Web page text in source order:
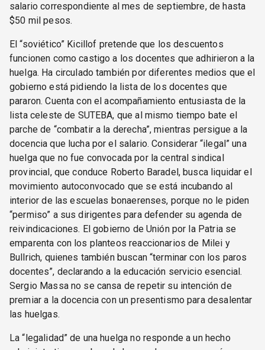
salario correspondiente al mes de septiembre, de hasta
$50 mil pesos.
El “soviético” Kicillof pretende que los descuentos
funcionen como castigo a los docentes que adhirieron a la
huelga. Ha circulado también por diferentes medios que el
gobierno está pidiendo la lista de los docentes que
pararon. Cuenta con el acompañamiento entusiasta de la
lista celeste de SUTEBA, que al mismo tiempo bate el
parche de “combatir a la derecha”, mientras persigue a la
docencia que lucha por el salario. Considerar “ilegal” una
huelga que no fue convocada por la central sindical
provincial, que conduce Roberto Baradel, busca liquidar el
movimiento autoconvocado que se está incubando al
interior de las escuelas bonaerenses, porque no le piden
“permiso” a sus dirigentes para defender su agenda de
reivindicaciones. El gobierno de Unión por la Patria se
emparenta con los planteos reaccionarios de Milei y
Bullrich, quienes también buscan “terminar con los paros
docentes”, declarando a la educación servicio esencial.
Sergio Massa no se cansa de repetir su intención de
premiar a la docencia con un presentismo para desalentar
las huelgas.
La “legalidad” de una huelga no responde a un hecho